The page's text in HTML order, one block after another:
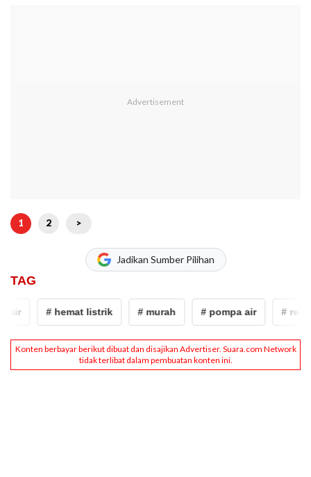
1 2 >
Jadikan Sumber Pilihan
TAG
# hemat listrik # murah # pompa air #